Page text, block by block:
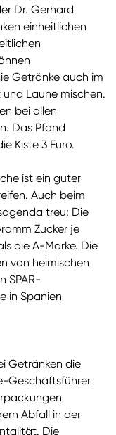
Dr. Gerhard
einheitlichen
Getränke auch im
Laune mischen.
bei allen
Das Pfand
Kiste 3 Euro.
ist ein guter
Auch beim
treu: Die
Zucker je
die A-Marke. Die
von heimischen
SPAR-
in Spanien
Getränken die
Geschäftsführer
Abfall in der
Die